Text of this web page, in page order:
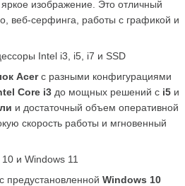
изображение. Это отличный
веб-серфинга, работы с графикой и
Intel i3, i5, i7 и SSD
Acer с разными конфигурациями
Core i3 до мощных решений с i5
и достаточный объем оперативной
скорость работы и мгновенный
и Windows 11
предустановленной Windows 10